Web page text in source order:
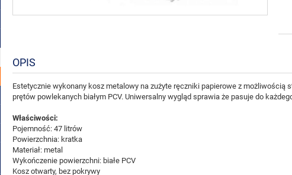
OPIS
Estetycznie wykonany kosz metalowy na zużyte ręczniki papierowe z
prętów powlekanych białym PCV. Uniwersalny wygląd sprawia że pasuje do
Właściwości:
Pojemność: 47 litrów
Powierzchnia: kratka
Materiał: metal
Wykończenie powierzchni: białe PCV
Kosz otwarty, bez pokrywy